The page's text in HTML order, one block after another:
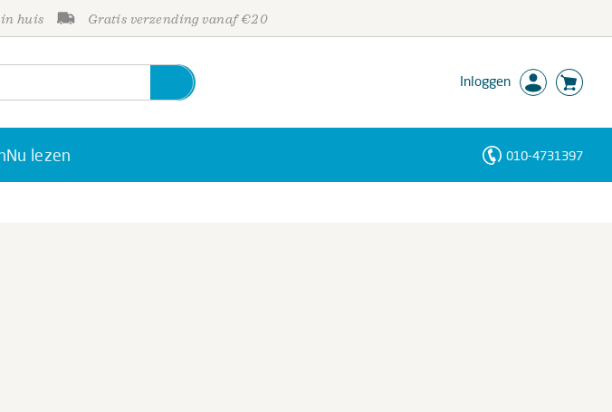
in huis Gratis verzending vanaf €20
Inloggen
Nu lezen 010-4731397
Personen